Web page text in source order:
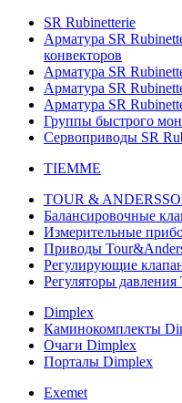
SR Rubinetterie
Арматура SR
конвекторов
Арматура SR
Арматура SR
Арматура SR
Группы быстрого
Сервоприводы SR
TIEMME
TOUR &
Балансировочные
Измерительные
Приводы
Регулирующие
Регуляторы
Dimplex
Каминокомплекты
Очаги Dimplex
Порталы Dimplex
Exemet